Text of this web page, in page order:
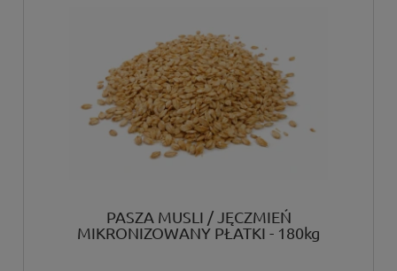
PASZA MUSLI / JĘCZMIEŃ
MIKRONIZOWANY PŁATKI - 180kg